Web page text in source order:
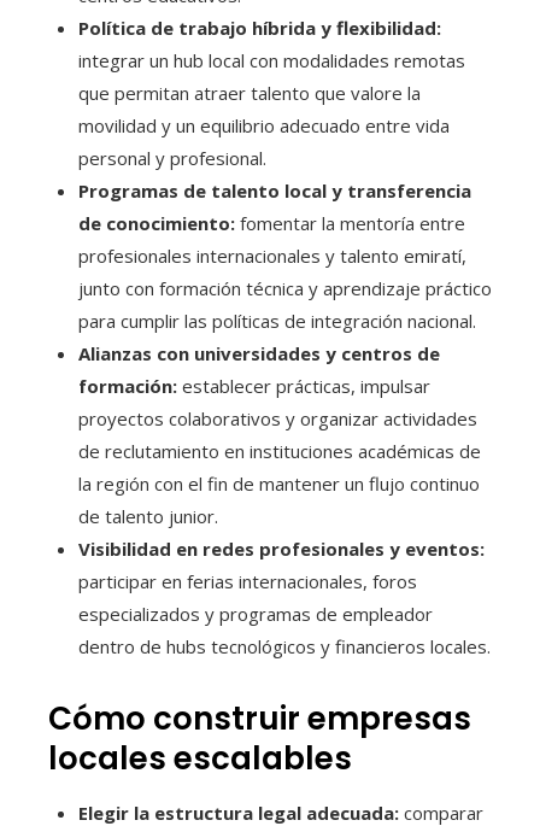
Política de trabajo híbrida y flexibilidad:
integrar un hub local con modalidades remotas
que permitan atraer talento que valore la
movilidad y un equilibrio adecuado entre vida
personal y profesional.
Programas de talento local y transferencia
de conocimiento: fomentar la mentoría entre
profesionales internacionales y talento emiratí,
junto con formación técnica y aprendizaje práctico
para cumplir las políticas de integración nacional.
Alianzas con universidades y centros de
formación: establecer prácticas, impulsar
proyectos colaborativos y organizar actividades
de reclutamiento en instituciones académicas de
la región con el fin de mantener un flujo continuo
de talento junior.
Visibilidad en redes profesionales y eventos:
participar en ferias internacionales, foros
especializados y programas de empleador
dentro de hubs tecnológicos y financieros locales.
Cómo construir empresas
locales escalables
Elegir la estructura legal adecuada: comparar